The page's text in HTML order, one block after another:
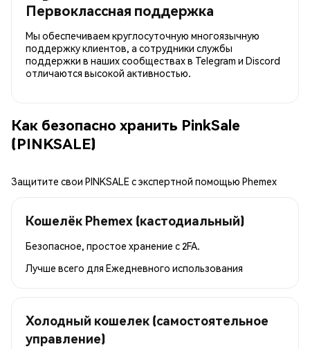
Первоклассная поддержка
Мы обеспечиваем круглосуточную многоязычную
поддержку клиентов, а сотрудники службы
поддержки в наших сообществах в Telegram и Discord
отличаются высокой активностью.
Как безопасно хранить PinkSale
(PINKSALE)
Защитите свои PINKSALE с экспертной помощью Phemex
Кошелёк Phemex (кастодиальный)
Безопасное, простое хранение с 2FA.
Лучше всего для Ежедневного использования
Холодный кошелек (самостоятельное
управление)